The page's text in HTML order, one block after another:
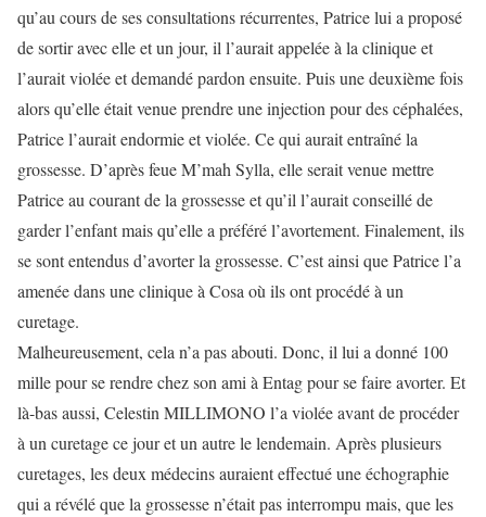
qu’au cours de ses consultations récurrentes, Patrice lui a proposé
de sortir avec elle et un jour, il l’aurait appelée à la clinique et
l’aurait violée et demandé pardon ensuite. Puis une deuxième fois
alors qu’elle était venue prendre une injection pour des céphalées,
Patrice l’aurait endormie et violée. Ce qui aurait entraîné la
grossesse. D’après feue M’mah Sylla, elle serait venue mettre
Patrice au courant de la grossesse et qu’il l’aurait conseillé de
garder l’enfant mais qu’elle a préféré l’avortement. Finalement, ils
se sont entendus d’avorter la grossesse. C’est ainsi que Patrice l’a
amenée dans une clinique à Cosa où ils ont procédé à un
curetage.
Malheureusement, cela n’a pas abouti. Donc, il lui a donné 100
mille pour se rendre chez son ami à Entag pour se faire avorter. Et
là-bas aussi, Celestin MILLIMONO l’a violée avant de procéder
à un curetage ce jour et un autre le lendemain. Après plusieurs
curetages, les deux médecins auraient effectué une échographie
qui a révélé que la grossesse n’était pas interrompu mais, que les